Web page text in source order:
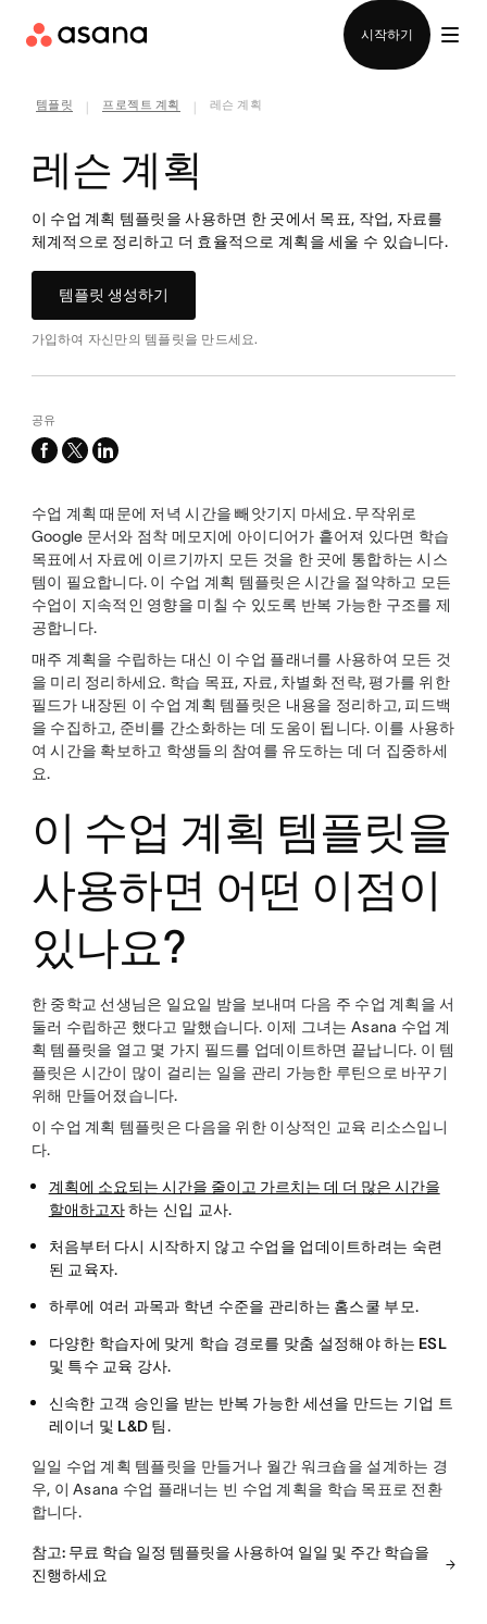
시작하기
템플릿 프로젝트 계획 레슨 계획
레슨 계획
이 수업 계획 템플릿을 사용하면 한 곳에서 목표, 작업, 자료를
체계적으로 정리하고 더 효율적으로 계획을 세울 수 있습니다.
템플릿 생성하기
가입하여 자신만의 템플릿을 만드세요.
공유
facebook
x-
linkedin
수업 계획 때문에 저녁 시간을 빼앗기지 마세요. 무작위로
Google 문서와 점착 메모지에 아이디어가 흩어져 있다면 학습
목표에서 자료에 이르기까지 모든 것을 한 곳에 통합하는 시스
템이 필요합니다. 이 수업 계획 템플릿은 시간을 절약하고 모든
수업이 지속적인 영향을 미칠 수 있도록 반복 가능한 구조를 제
공합니다.
매주 계획을 수립하는 대신 이 수업 플래너를 사용하여 모든 것
을 미리 정리하세요. 학습 목표, 자료, 차별화 전략, 평가를 위한
필드가 내장된 이 수업 계획 템플릿은 내용을 정리하고, 피드백
을 수집하고, 준비를 간소화하는 데 도움이 됩니다. 이를 사용하
여 시간을 확보하고 학생들의 참여를 유도하는 데 더 집중하세
요.
이 수업 계획 템플릿을
사용하면 어떤 이점이
있나요?
한 중학교 선생님은 일요일 밤을 보내며 다음 주 수업 계획을 서
둘러 수립하곤 했다고 말했습니다. 이제 그녀는 Asana 수업 계
획 템플릿을 열고 몇 가지 필드를 업데이트하면 끝납니다. 이 템
플릿은 시간이 많이 걸리는 일을 관리 가능한 루틴으로 바꾸기
위해 만들어졌습니다.
이 수업 계획 템플릿은 다음을 위한 이상적인 교육 리소스입니
다.
계획에 소요되는 시간을 줄이고 가르치는 데 더 많은 시간을
할애하고자하는 신입 교사.
처음부터 다시 시작하지 않고 수업을 업데이트하려는 숙련
된 교육자.
하루에 여러 과목과 학년 수준을 관리하는 홈스쿨 부모.
다양한 학습자에 맞게 학습 경로를 맞춤 설정해야 하는 ESL
및 특수 교육 강사.
신속한 고객 승인을 받는 반복 가능한 세션을 만드는 기업 트
레이너 및 L&D 팀.
일일 수업 계획 템플릿을 만들거나 월간 워크숍을 설계하는 경
우, 이 Asana 수업 플래너는 빈 수업 계획을 학습 목표로 전환
합니다.
참고: 무료 학습 일정 템플릿을 사용하여 일일 및 주간 학습을
진행하세요